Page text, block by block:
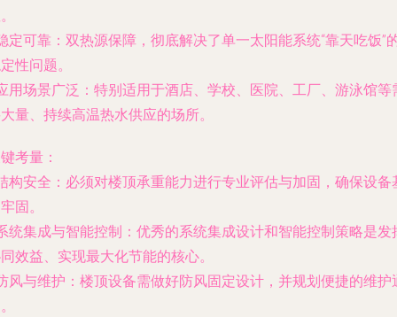
定可靠 ：双热源保障，彻底解决了单一太阳能系统“靠天吃饭”
性问题。
用场景广泛 ：特别适用于酒店、学校、医院、工厂、游泳馆等
量、持续高温热水供应的场所。
考量：
构安全 ：必须对楼顶承重能力进行专业评估与加固，确保设备
固。
统集成与智能控制 ：优秀的系统集成设计和智能控制策略是发
效益、实现最大化节能的核心。
风与维护 ：楼顶设备需做好防风固定设计，并规划便捷的维护